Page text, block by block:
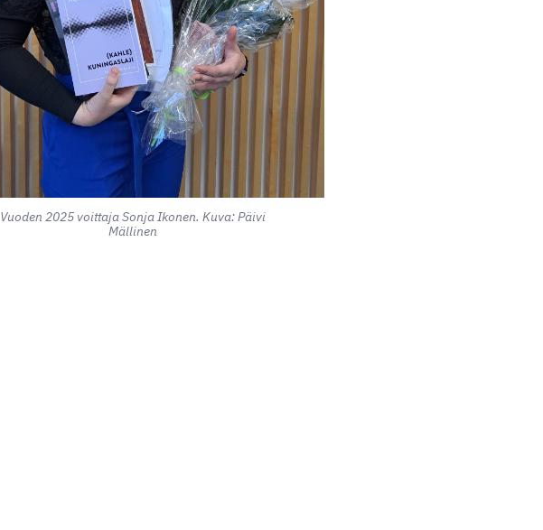
Vuoden 2025 voittaja Sonja Ikonen. Kuva: Päivi
Mällinen